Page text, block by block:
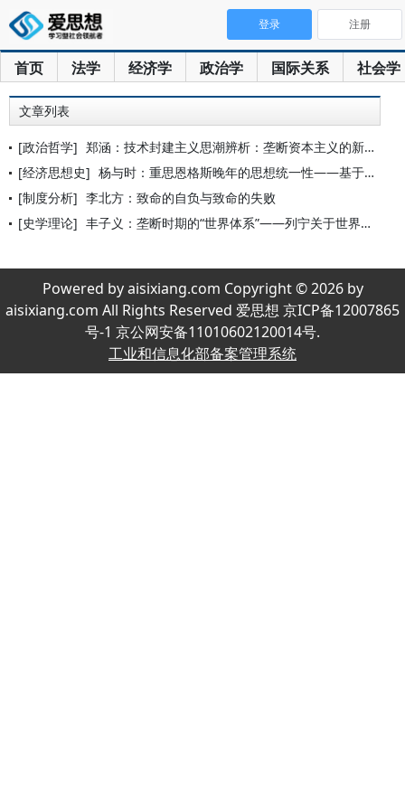
首页 法学 经济学 政治学 国际关系 社会学
登录 注册
文章列表
[政治哲学] 郑涵：技术封建主义思潮辨析：垄断资本主义的新形态
[经济思想史] 杨与时：重思恩格斯晚年的思想统一性——基于资本主义时代变化的
[制度分析] 李北方：致命的自负与致命的失败
[史学理论] 丰子义：垄断时期的“世界体系”——列宁关于世界历史的分析视角
Powered by aisixiang.com Copyright © 2026 by
aisixiang.com All Rights Reserved 爱思想 京ICP备12007865
号-1 京公网安备11010602120014号.
工业和信息化部备案管理系统